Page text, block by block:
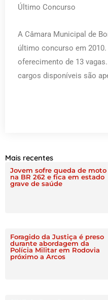
Último Concurso
A Câmara Municipal de
último concurso em
oferecimento de 13
cargos disponíveis são
Mais recentes
Jovem sofre queda de moto
na BR 262 e fica em estado
grave de saúde
Foragido da Justiça é preso
durante abordagem da
Polícia Militar em Rodovia
próximo a Arcos